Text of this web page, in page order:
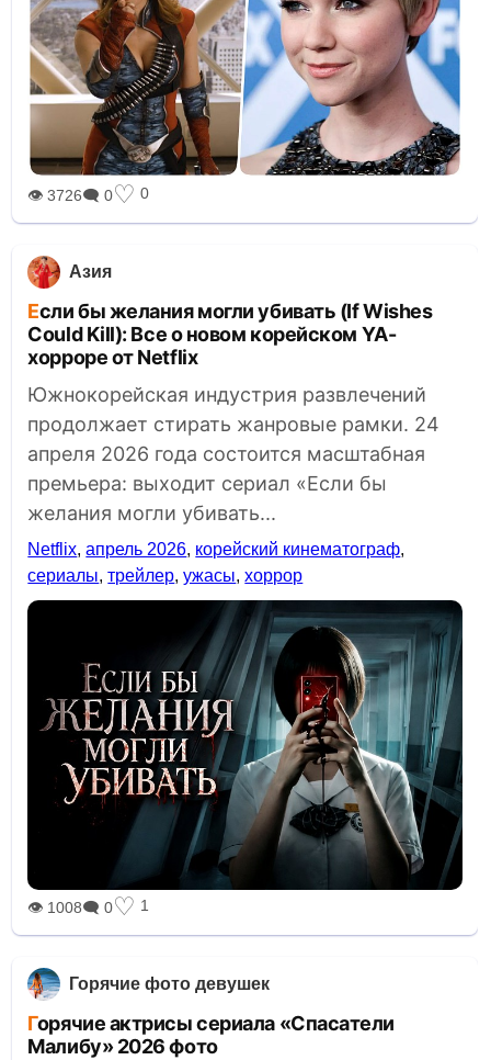
👁 3726🗨 0♡ 0
Азия
Если бы желания могли убивать (If Wishes
Could Kill): Все о новом корейском YA-
хорроре от Netflix
Южнокорейская индустрия развлечений
продолжает стирать жанровые рамки. 24
апреля 2026 года состоится масштабная
премьера: выходит сериал «Если бы
желания могли убивать...
Netflix,апрель 2026, корейский кинематограф,
сериалы,трейлер,ужасы,хоррор
👁 1008🗨 0♡ 1
Горячие фото девушек
Горячие актрисы сериала «Спасатели
Малибу» 2026 фото